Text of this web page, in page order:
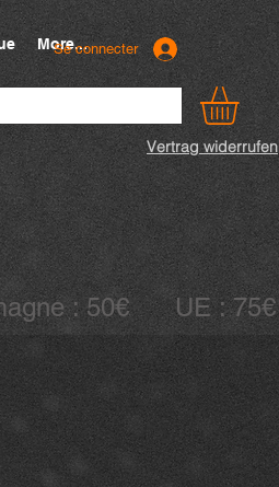
: 50€ UE : 75€
More...
Se connecter
Vertrag widerrufen